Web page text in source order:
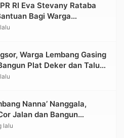
RI Eva Stevany Rataba
Bagi Warga
Longsor di Buntu Pepasan
Warga Lembang Gasing
Plat Deker dan Talut
Antar Lembang
Nanna’ Nanggala,
Jalan dan Bangun
lalu